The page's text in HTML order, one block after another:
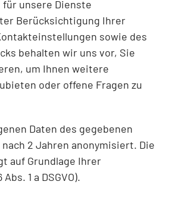
unsere Dienste
Berücksichtigung Ihrer
sowie des
behalten wir uns vor, Sie
um Ihnen weitere
oder offene Fragen zu
Daten des gegebenen
2 Jahren anonymisiert. Die
auf Grundlage Ihrer
1 a DSGVO).